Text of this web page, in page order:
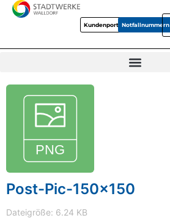
KundenportalNotfallnummern
Post-Pic-150x150
Dateigröße: 6.24 KB